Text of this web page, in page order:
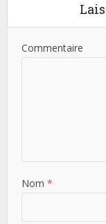
Commentaire
Nom*